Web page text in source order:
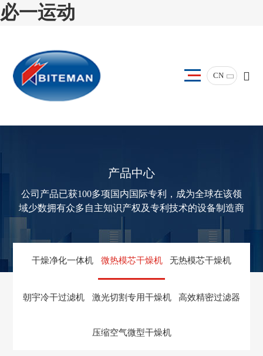
必一运动
CN
产品中心
公司产品已获100多项国内国际专利，成为全球在该领
域少数拥有众多自主知识产权及专利技术的设备制造商
干燥净化一体机 微热模芯干燥机 无热模芯干燥机
朝宇冷干过滤机 激光切割专用干燥机 高效精密过滤器
压缩空气微型干燥机